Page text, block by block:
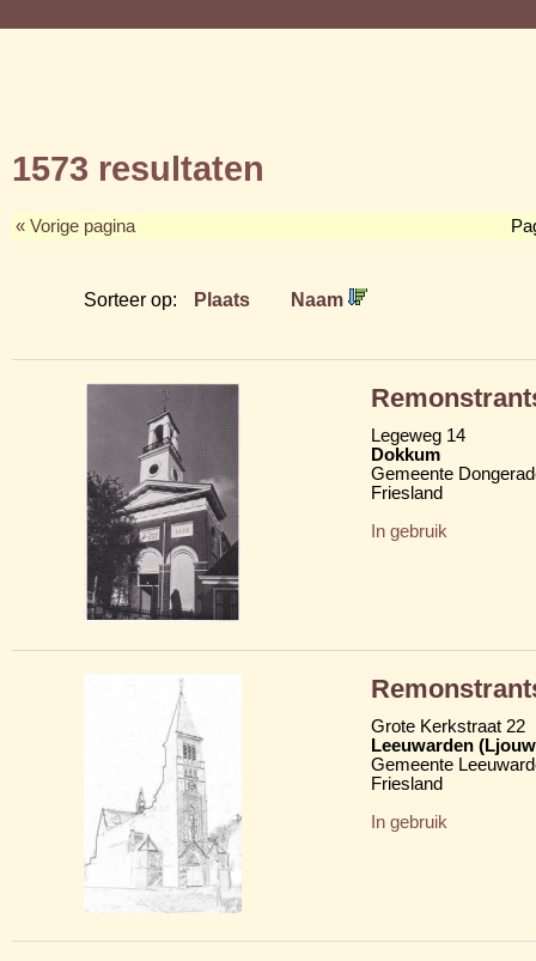
1573 resultaten
« Vorige pagina
Sorteer op: Plaats Naam
Legeweg 14
Dokkum
Gemeente
Friesland
In gebruik
Grote Kerkstraat 22
Leeuwarden
Gemeente
Friesland
In gebruik